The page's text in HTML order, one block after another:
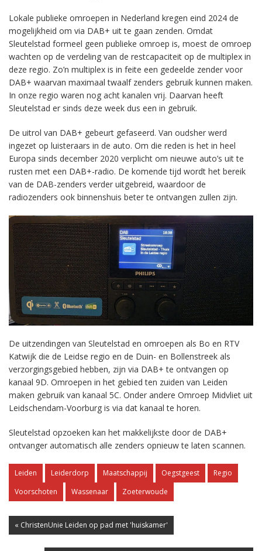
Lokale publieke omroepen in Nederland kregen eind 2024 de
mogelijkheid om via DAB+ uit te gaan zenden. Omdat
Sleutelstad formeel geen publieke omroep is, moest de omroep
wachten op de verdeling van de restcapaciteit op de multiplex in
deze regio. Zo’n multiplex is in feite een gedeelde zender voor
DAB+ waarvan maximaal twaalf zenders gebruik kunnen maken.
In onze regio waren nog acht kanalen vrij. Daarvan heeft
Sleutelstad er sinds deze week dus een in gebruik.
De uitrol van DAB+ gebeurt gefaseerd. Van oudsher werd
ingezet op luisteraars in de auto. Om die reden is het in heel
Europa sinds december 2020 verplicht om nieuwe auto’s uit te
rusten met een DAB+-radio. De komende tijd wordt het bereik
van de DAB-zenders verder uitgebreid, waardoor de
radiozenders ook binnenshuis beter te ontvangen zullen zijn.
De uitzendingen van Sleutelstad en omroepen als Bo en RTV
Katwijk die de Leidse regio en de Duin- en Bollenstreek als
verzorgingsgebied hebben, zijn via DAB+ te ontvangen op
kanaal 9D. Omroepen in het gebied ten zuiden van Leiden
maken gebruik van kanaal 5C. Onder andere Omroep Midvliet uit
Leidschendam-Voorburg is via dat kanaal te horen.
Sleutelstad opzoeken kan het makkelijkste door de DAB+
ontvanger automatisch alle zenders opnieuw te laten scannen.
Leiden Leiderdorp Maatschappij Oegstgeest
Regio
Voorschoten
Wassenaar Zoeterwoude
« ChristenUnie Leiden op pad met 'huiskamer'